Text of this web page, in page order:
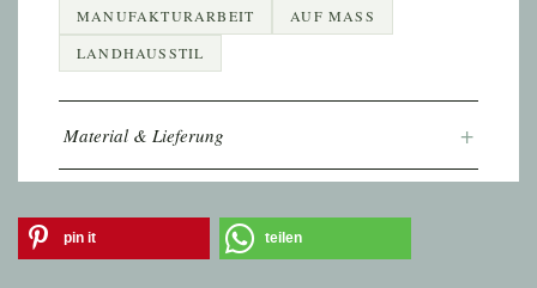
MANUFAKTURARBEIT
AUF MASS
LANDHAUSSTIL
Material & Lieferung +
pin it teilen